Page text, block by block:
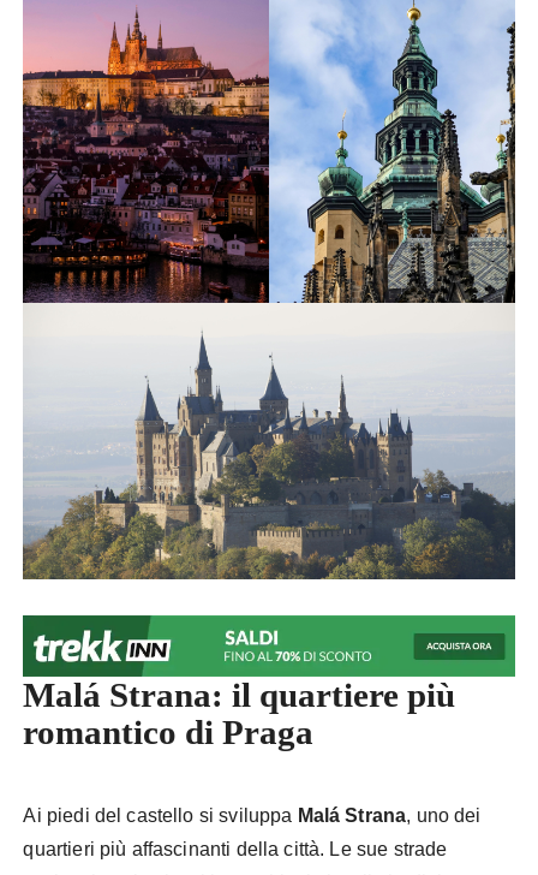
Malá Strana: il quartiere più
romantico di Praga
Ai piedi del castello si sviluppa Malá Strana, uno dei
quartieri più affascinanti della città. Le sue strade